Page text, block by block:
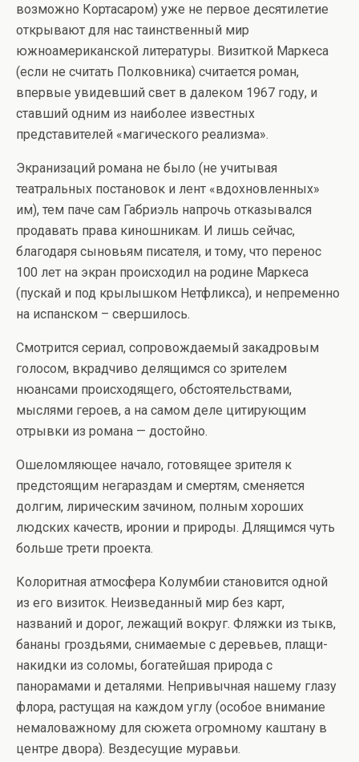
возможно Кортасаром) уже не первое десятилетие
открывают для нас таинственный мир
южноамериканской литературы. Визиткой Маркеса
(если не считать Полковника) считается роман,
впервые увидевший свет в далеком 1967 году, и
ставший одним из наиболее известных
представителей «магического реализма».
Экранизаций романа не было (не учитывая
театральных постановок и лент «вдохновленных»
им), тем паче сам Габриэль напрочь отказывался
продавать права киношникам. И лишь сейчас,
благодаря сыновьям писателя, и тому, что перенос
100 лет на экран происходил на родине Маркеса
(пускай и под крылышком Нетфликса), и непременно
на испанском – свершилось.
Смотрится сериал, сопровождаемый закадровым
голосом, вкрадчиво делящимся со зрителем
нюансами происходящего, обстоятельствами,
мыслями героев, а на самом деле цитирующим
отрывки из романа — достойно.
Ошеломляющее начало, готовящее зрителя к
предстоящим негараздам и смертям, сменяется
долгим, лирическим зачином, полным хороших
людских качеств, иронии и природы. Длящимся чуть
больше трети проекта.
Колоритная атмосфера Колумбии становится одной
из его визиток. Неизведанный мир без карт,
названий и дорог, лежащий вокруг. Фляжки из тыкв,
бананы гроздьями, снимаемые с деревьев, плащи-
накидки из соломы, богатейшая природа с
панорамами и деталями. Непривычная нашему глазу
флора, растущая на каждом углу (особое внимание
немаловажному для сюжета огромному каштану в
центре двора). Вездесущие муравьи.